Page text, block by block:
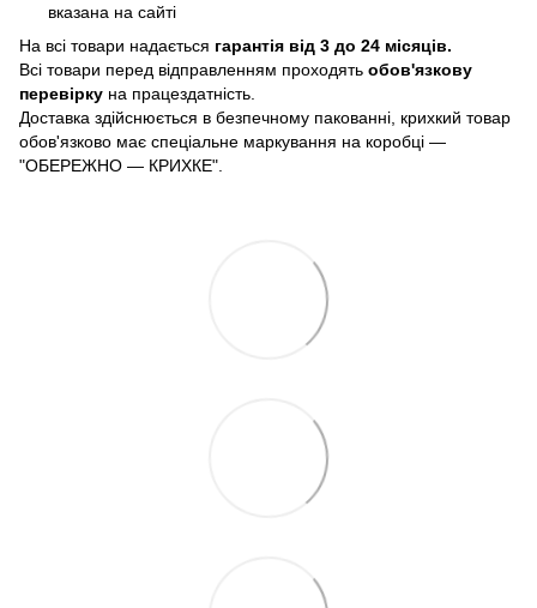
вказана на сайті
На всі товари надається гарантія від 3 до 24 місяців.
Всі товари перед відправленням проходять обов'язкову
перевірку на працездатність.
Доставка здійснюється в безпечному пакованні, крихкий товар
обов'язково має спеціальне маркування на коробці —
"ОБЕРЕЖНО — КРИХКЕ".